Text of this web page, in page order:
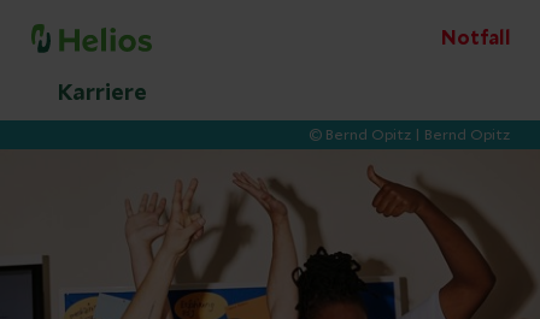
Notfall
Karriere
© Bernd Opitz | Bernd Opitz